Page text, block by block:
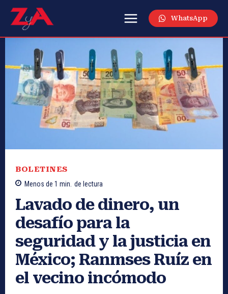
WhatsApp
BOLETINES
Menos de 1 min. de lectura
Lavado de dinero, un
desafío para la
seguridad y la justicia en
México; Ranmses Ruíz en
el vecino incómodo